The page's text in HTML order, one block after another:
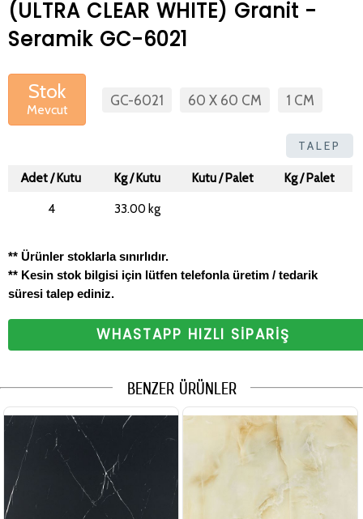
(ULTRA CLEAR WHITE) Granit -
Seramik GC-6021
Stok
Mevcut
GC-6021 60 X 60 CM 1 CM
TALEP
Adet / Kutu Kg / Kutu Kutu / Palet Kg / Palet
4 33.00 kg
** Ürünler stoklarla sınırlıdır.
** Kesin stok bilgisi için lütfen telefonla üretim / tedarik
süresi talep ediniz.
WHASTAPP HIZLI SİPARİŞ
BENZER ÜRÜNLER